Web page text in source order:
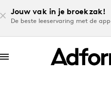
Jouw vak in je broekzak!
De beste leeservaring met de app